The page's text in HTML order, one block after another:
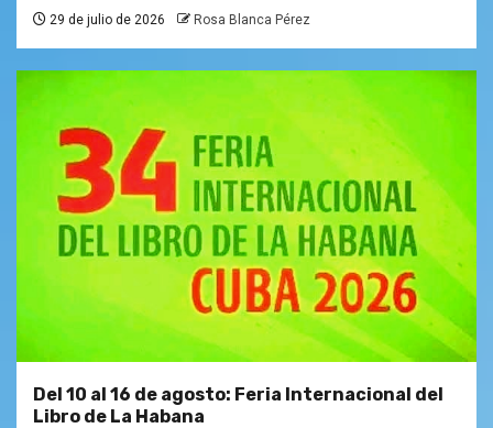
29 de julio de 2026 Rosa Blanca Pérez
Del 10 al 16 de agosto: Feria Internacional del
Libro de La Habana